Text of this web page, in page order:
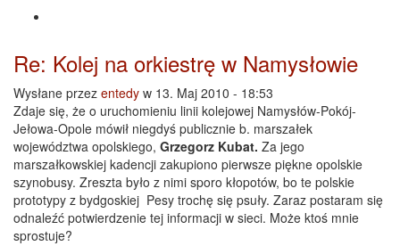
Re: Kolej na orkiestrę w Namysłowie
Wysłane przez entedy w 13. Maj 2010 - 18:53
Zdaje się, że o uruchomieniu linii kolejowej Namysłów-Pokój-
Jełowa-Opole mówił niegdyś publicznie b. marszałek
województwa opolskiego, Grzegorz Kubat. Za jego
marszałkowskiej kadencji zakupiono pierwsze piękne opolskie
szynobusy. Zreszta było z nimi sporo kłopotów, bo te polskie
prototypy z bydgoskiej Pesy trochę się psuły. Zaraz postaram się
odnaleźć potwierdzenie tej informacji w sieci. Może ktoś mnie
sprostuje?